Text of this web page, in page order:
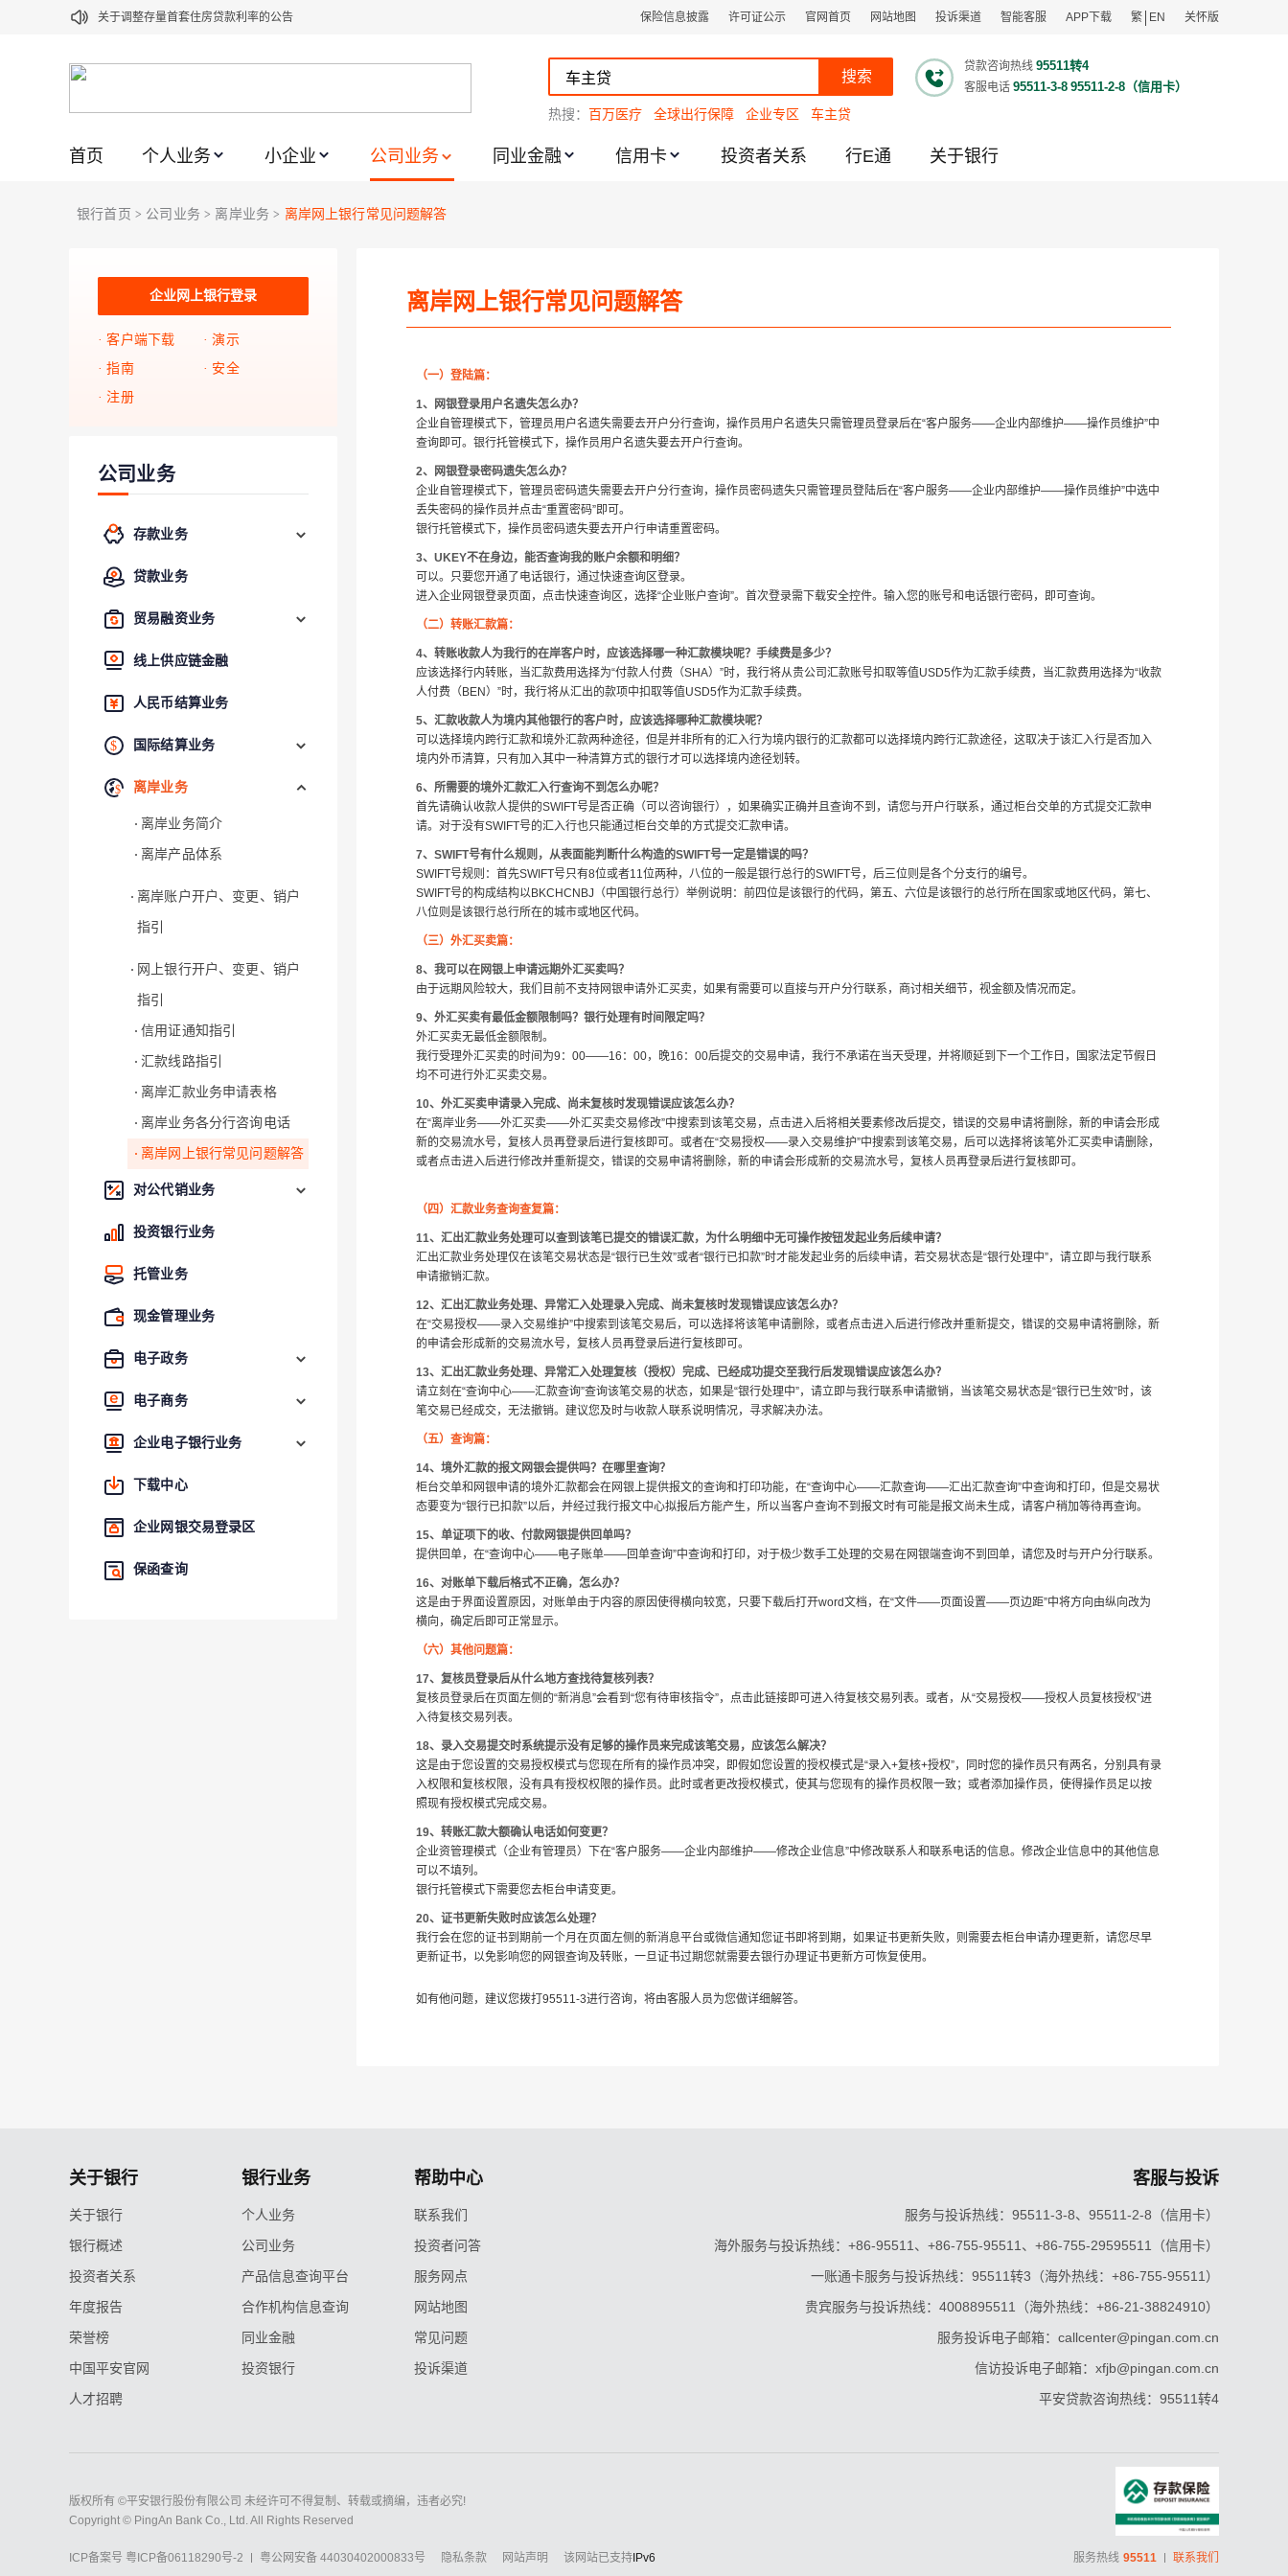
关于调整存量首套住房贷款利率的公告
关于我行聚金宝交易软件升级更新的通知
关于2020年端午节期间上金所代理业务调整合约保证金比例和涨跌幅度限制的通知
关于加强代理贵金属业务风险防范的提示
关于平安银行电子版信用卡更名为平安银行数字信用卡的公告
保险信息披露 许可证公示 官网首页 网站地图 投诉渠道 智能客服 APP下载 繁 EN 关怀版
搜索
贷款咨询热线 95511转4
客服电话 95511-3-8 95511-2-8（信用卡）
热搜： 百万医疗 全球出行保障 企业专区 车主贷
首页 个人业务 小企业 公司业务 同业金融 信用卡 投资者关系 行E通 关于银行
银行首页 > 公司业务 > 离岸业务 > 离岸网上银行常见问题解答
企业网上银行登录
客户端下载
演示
指南
安全
注册
公司业务
存款业务
贷款业务
贸易融资业务
线上供应链金融
人民币结算业务
国际结算业务
离岸业务
离岸业务简介
离岸产品体系
离岸账户开户、变更、销户
指引
网上银行开户、变更、销户
指引
信用证通知指引
汇款线路指引
离岸汇款业务申请表格
离岸业务各分行咨询电话
离岸网上银行常见问题解答
对公代销业务
投资银行业务
托管业务
现金管理业务
电子政务
电子商务
企业电子银行业务
下载中心
企业网银交易登录区
保函查询
离岸网上银行常见问题解答
（一）登陆篇：
1、网银登录用户名遗失怎么办？
企业自管理模式下，管理员用户名遗失需要去开户分行查询，操作员用户名遗失只需管理员登录后在“客户服务——企业内部维护——操作员维护”中
查询即可。银行托管模式下，操作员用户名遗失要去开户行查询。
2、网银登录密码遗失怎么办？
企业自管理模式下，管理员密码遗失需要去开户分行查询，操作员密码遗失只需管理员登陆后在“客户服务——企业内部维护——操作员维护”中选中
丢失密码的操作员并点击“重置密码”即可。
银行托管模式下，操作员密码遗失要去开户行申请重置密码。
3、UKEY不在身边，能否查询我的账户余额和明细？
可以。只要您开通了电话银行，通过快速查询区登录。
进入企业网银登录页面，点击快速查询区，选择“企业账户查询”。首次登录需下载安全控件。输入您的账号和电话银行密码，即可查询。
（二）转账汇款篇：
4、转账收款人为我行的在岸客户时，应该选择哪一种汇款模块呢？手续费是多少？
应该选择行内转账，当汇款费用选择为“付款人付费（SHA）”时，我行将从贵公司汇款账号扣取等值USD5作为汇款手续费，当汇款费用选择为“收款
人付费（BEN）”时，我行将从汇出的款项中扣取等值USD5作为汇款手续费。
5、汇款收款人为境内其他银行的客户时，应该选择哪种汇款模块呢？
可以选择境内跨行汇款和境外汇款两种途径，但是并非所有的汇入行为境内银行的汇款都可以选择境内跨行汇款途径，这取决于该汇入行是否加入
境内外币清算，只有加入其中一种清算方式的银行才可以选择境内途径划转。
6、所需要的境外汇款汇入行查询不到怎么办呢？
首先请确认收款人提供的SWIFT号是否正确（可以咨询银行），如果确实正确并且查询不到，请您与开户行联系，通过柜台交单的方式提交汇款申
请。对于没有SWIFT号的汇入行也只能通过柜台交单的方式提交汇款申请。
7、SWIFT号有什么规则，从表面能判断什么构造的SWIFT号一定是错误的吗？
SWIFT号规则：首先SWIFT号只有8位或者11位两种，八位的一般是银行总行的SWIFT号，后三位则是各个分支行的编号。
SWIFT号的构成结构以BKCHCNBJ（中国银行总行）举例说明：前四位是该银行的代码，第五、六位是该银行的总行所在国家或地区代码，第七、
八位则是该银行总行所在的城市或地区代码。
（三）外汇买卖篇：
8、我可以在网银上申请远期外汇买卖吗？
由于远期风险较大，我们目前不支持网银申请外汇买卖，如果有需要可以直接与开户分行联系，商讨相关细节，视金额及情况而定。
9、外汇买卖有最低金额限制吗？银行处理有时间限定吗？
外汇买卖无最低金额限制。
我行受理外汇买卖的时间为9：00——16：00，晚16：00后提交的交易申请，我行不承诺在当天受理，并将顺延到下一个工作日，国家法定节假日
均不可进行外汇买卖交易。
10、外汇买卖申请录入完成、尚未复核时发现错误应该怎么办？
在“离岸业务——外汇买卖——外汇买卖交易修改”中搜索到该笔交易，点击进入后将相关要素修改后提交，错误的交易申请将删除，新的申请会形成
新的交易流水号，复核人员再登录后进行复核即可。或者在“交易授权——录入交易维护”中搜索到该笔交易，后可以选择将该笔外汇买卖申请删除，
或者点击进入后进行修改并重新提交，错误的交易申请将删除，新的申请会形成新的交易流水号，复核人员再登录后进行复核即可。
（四）汇款业务查询查复篇：
11、汇出汇款业务处理可以查到该笔已提交的错误汇款，为什么明细中无可操作按钮发起业务后续申请？
汇出汇款业务处理仅在该笔交易状态是“银行已生效”或者“银行已扣款”时才能发起业务的后续申请，若交易状态是“银行处理中”，请立即与我行联系
申请撤销汇款。
12、汇出汇款业务处理、异常汇入处理录入完成、尚未复核时发现错误应该怎么办？
在“交易授权——录入交易维护”中搜索到该笔交易后，可以选择将该笔申请删除，或者点击进入后进行修改并重新提交，错误的交易申请将删除，新
的申请会形成新的交易流水号，复核人员再登录后进行复核即可。
13、汇出汇款业务处理、异常汇入处理复核（授权）完成、已经成功提交至我行后发现错误应该怎么办？
请立刻在“查询中心——汇款查询”查询该笔交易的状态，如果是“银行处理中”，请立即与我行联系申请撤销，当该笔交易状态是“银行已生效”时，该
笔交易已经成交，无法撤销。建议您及时与收款人联系说明情况，寻求解决办法。
（五）查询篇：
14、境外汇款的报文网银会提供吗？在哪里查询？
柜台交单和网银申请的境外汇款都会在网银上提供报文的查询和打印功能，在“查询中心——汇款查询——汇出汇款查询”中查询和打印，但是交易状
态要变为“银行已扣款”以后，并经过我行报文中心拟报后方能产生，所以当客户查询不到报文时有可能是报文尚未生成，请客户稍加等待再查询。
15、单证项下的收、付款网银提供回单吗？
提供回单，在“查询中心——电子账单——回单查询”中查询和打印，对于极少数手工处理的交易在网银端查询不到回单，请您及时与开户分行联系。
16、对账单下载后格式不正确，怎么办？
这是由于界面设置原因，对账单由于内容的原因使得横向较宽，只要下载后打开word文档，在“文件——页面设置——页边距”中将方向由纵向改为
横向，确定后即可正常显示。
（六）其他问题篇：
17、复核员登录后从什么地方查找待复核列表？
复核员登录后在页面左侧的“新消息”会看到“您有待审核指令”，点击此链接即可进入待复核交易列表。或者，从“交易授权——授权人员复核授权”进
入待复核交易列表。
18、录入交易提交时系统提示没有足够的操作员来完成该笔交易，应该怎么解决？
这是由于您设置的交易授权模式与您现在所有的操作员冲突，即假如您设置的授权模式是“录入+复核+授权”，同时您的操作员只有两名，分别具有录
入权限和复核权限，没有具有授权权限的操作员。此时或者更改授权模式，使其与您现有的操作员权限一致；或者添加操作员，使得操作员足以按
照现有授权模式完成交易。
19、转账汇款大额确认电话如何变更？
企业资管理模式（企业有管理员）下在“客户服务——企业内部维护——修改企业信息”中修改联系人和联系电话的信息。修改企业信息中的其他信息
可以不填列。
银行托管模式下需要您去柜台申请变更。
20、证书更新失败时应该怎么处理？
我行会在您的证书到期前一个月在页面左侧的新消息平台或微信通知您证书即将到期，如果证书更新失败，则需要去柜台申请办理更新，请您尽早
更新证书，以免影响您的网银查询及转账，一旦证书过期您就需要去银行办理证书更新方可恢复使用。
如有他问题，建议您拨打95511-3进行咨询，将由客服人员为您做详细解答。
关于银行
关于银行
银行概述
投资者关系
年度报告
荣誉榜
中国平安官网
人才招聘
银行业务
个人业务
公司业务
产品信息查询平台
合作机构信息查询
同业金融
投资银行
帮助中心
联系我们
投资者问答
服务网点
网站地图
常见问题
投诉渠道
客服与投诉
服务与投诉热线：95511-3-8、95511-2-8（信用卡）
海外服务与投诉热线：+86-95511、+86-755-95511、+86-755-29595511（信用卡）
一账通卡服务与投诉热线：95511转3（海外热线：+86-755-95511）
贵宾服务与投诉热线：4008895511（海外热线：+86-21-38824910）
服务投诉电子邮箱：callcenter@pingan.com.cn
信访投诉电子邮箱：xfjb@pingan.com.cn
平安贷款咨询热线：95511转4
版权所有 ©平安银行股份有限公司 未经许可不得复制、转载或摘编，违者必究!
Copyright © PingAn Bank Co., Ltd. All Rights Reserved
ICP备案号 粤ICP备06118290号-2 粤公网安备 44030402000833号 隐私条款 网站声明 该网站已支持 IPv6 服务热线 95511 联系我们